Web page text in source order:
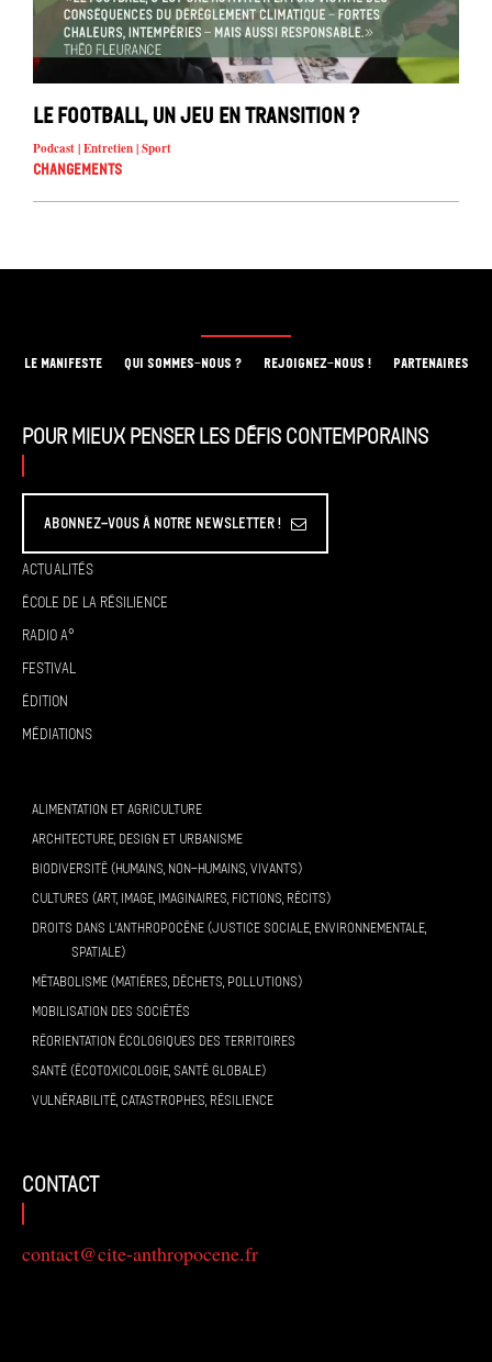
Le football, un jeu en transition ?
Podcast | Entretien | Sport
Changements
LE MANIFESTE QUI SOMMES-NOUS ? REJOIGNEZ-NOUS ! PARTENAIRES
Pour mieux penser les défis contemporains
Abonnez-vous à Notre Newsletter !
Actualités
École de la résilience
Radio A°
Festival
Édition
Médiations
ALIMENTATION ET AGRICULTURE
ARCHITECTURE, DESIGN ET URBANISME
BIODIVERSITÉ (HUMAINS, NON-HUMAINS, VIVANTS)
CULTURES (ART, IMAGE, IMAGINAIRES, FICTIONS, RÉCITS)
DROITS DANS L’ANTHROPOCÈNE (JUSTICE SOCIALE, ENVIRONNEMENTALE,
SPATIALE)
MÉTABOLISME (MATIÈRES, DÉCHETS, POLLUTIONS)
MOBILISATION DES SOCIÉTÉS
RÉORIENTATION ÉCOLOGIQUES DES TERRITOIRES
SANTÉ (ÉCOTOXICOLOGIE, SANTÉ GLOBALE)
VULNÉRABILITÉ, CATASTROPHES, RÉSILIENCE
contact
contact@cite-anthropocene.fr